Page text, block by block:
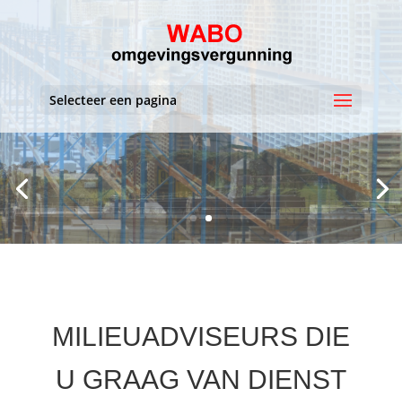
Selecteer een pagina
MILIEUADVISEURS DIE
U GRAAG VAN DIENST